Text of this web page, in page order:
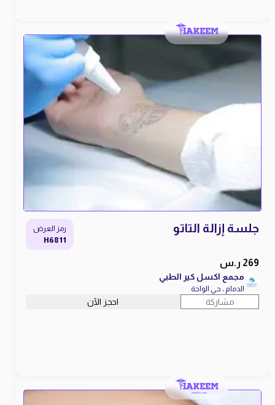
جلسة إزالة التاتو
269 ر.س
رمز العرض
H6811
مجمع اكسل كير الطبي
الدمام ، حي الواحة
مشاركة احجز الآن